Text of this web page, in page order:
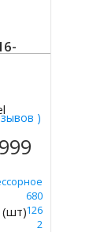
)
Х 680
126
2
(шт)